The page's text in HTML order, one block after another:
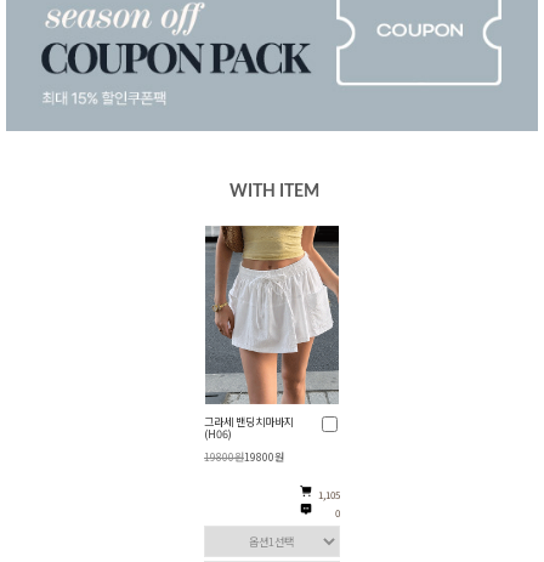
WITH ITEM
그라세 밴딩치마바지
(H06)
19800원19800원
1,105
0